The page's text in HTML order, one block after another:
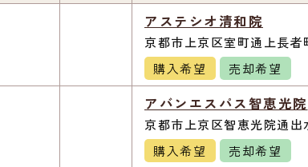
アステシオ清和院
京都市上京区室町通上長
購入希望
売却希望
アバンエスパス智恵光院
京都市上京区智恵光院通
購入希望
売却希望